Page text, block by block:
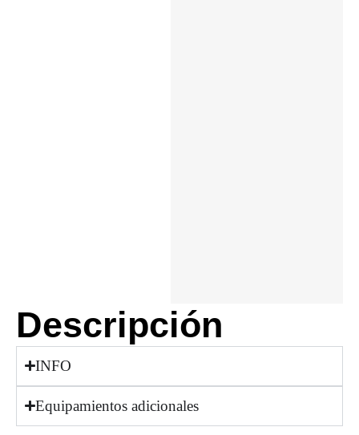
Descripción
INFO
Equipamientos adicionales